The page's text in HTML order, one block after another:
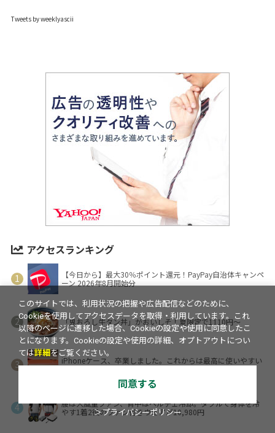
Tweets by weeklyascii
アクセスランキング
【今日から】最大30％ポイント還元！PayPay自治体キャンペ
ーン 2026年8月開始分
「鬼おろし牛タン丼」がおいしそ！夏限定で1110円～
iPhoneケース、卒業しました。これからは最高に使いやすい
「iPhoneバック」で生きていきます。
腰は大風量ファン、背中はペルチェ冷却。ダブルで身体を冷
やす1着2役のファン付きウェアが10,980円
このサイトでは、利用状況の把握や広告配信などのために、
Cookieを使用してアクセスデータを取得・利用しています。これ
以降のページに遷移した場合、Cookieの設定や使用に同意したこ
とになります。Cookieの設定や使用の詳細、オプトアウトについ
ては詳細をご覧ください。
同意する
＞プライバシーポリシー